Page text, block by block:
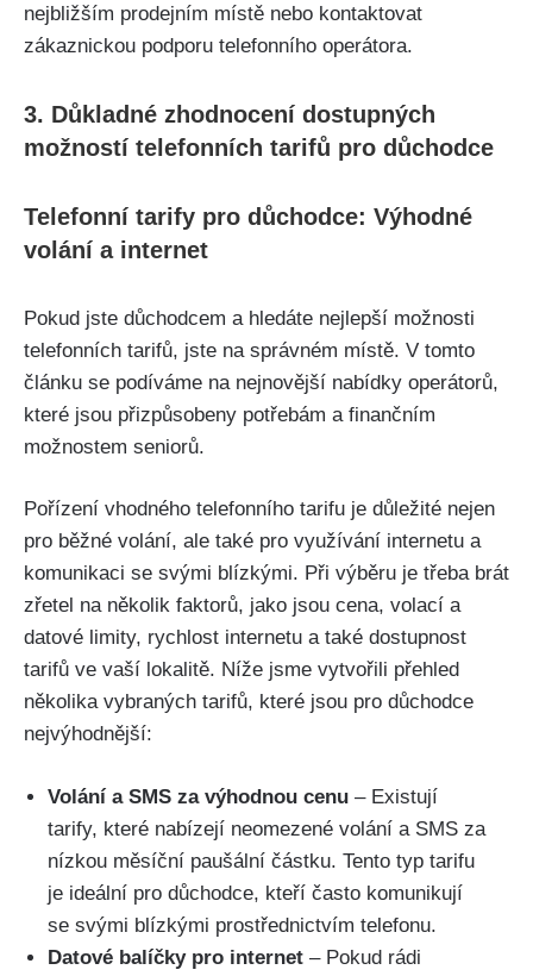
nejbližším prodejním místě nebo kontaktovat
zákaznickou podporu telefonního operátora.
3. Důkladné zhodnocení dostupných
možností telefonních tarifů pro důchodce
Telefonní tarify pro důchodce: Výhodné
volání a internet
Pokud jste důchodcem a hledáte nejlepší možnosti
telefonních tarifů, jste na správném místě. V tomto
článku se podíváme na nejnovější nabídky operátorů,
které jsou přizpůsobeny potřebám a finančním
možnostem seniorů.
Pořízení vhodného telefonního tarifu je důležité nejen
pro běžné volání, ale také pro využívání internetu a
komunikaci se svými blízkými. Při výběru je třeba brát
zřetel na několik faktorů, jako jsou cena, volací a
datové limity, rychlost internetu a také dostupnost
tarifů ve vaší lokalitě. Níže jsme vytvořili přehled
několika vybraných tarifů, které jsou pro důchodce
nejvýhodnější:
Volání a SMS za výhodnou cenu – Existují
tarify, které nabízejí neomezené volání a SMS za
nízkou měsíční paušální částku. Tento typ tarifu
je ideální pro důchodce, kteří často komunikují
se svými blízkými prostřednictvím telefonu.
Datové balíčky pro internet – Pokud rádi